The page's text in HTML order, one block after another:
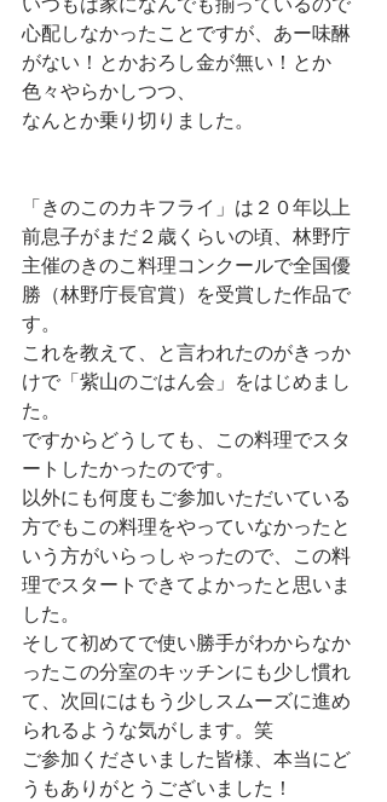
心配しなかったことですが、あー味醂
がない！とかおろし金が無い！とか
色々やらかしつつ、
なんとか乗り切りました。
「きのこのカキフライ」は２０年以上
前息子がまだ２歳くらいの頃、林野庁
主催のきのこ料理コンクールで全国優
勝（林野庁長官賞）を受賞した作品で
す。
これを教えて、と言われたのがきっか
けで「紫山のごはん会」をはじめまし
た。
ですからどうしても、この料理でスタ
ートしたかったのです。
以外にも何度もご参加いただいている
方でもこの料理をやっていなかったと
いう方がいらっしゃったので、この料
理でスタートできてよかったと思いま
した。
そして初めてで使い勝手がわからなか
ったこの分室のキッチンにも少し慣れ
て、次回にはもう少しスムーズに進め
られるような気がします。笑
ご参加くださいました皆様、本当にど
うもありがとうございました！